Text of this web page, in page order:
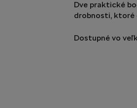
Dve praktické
drobnosti, ktoré
Dostupné vo